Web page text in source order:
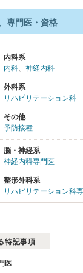
専門医・資格
内科系
内科、 神経内科
外科系
リハビリテーション科
その他
予防接種
脳・神経系
神経内科専門医
整形外科系
リハビリテーション科
特記事項
医